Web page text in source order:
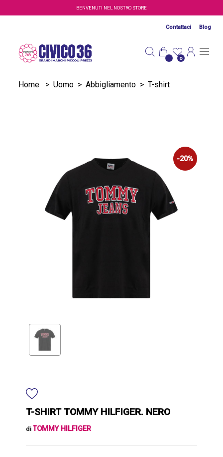
Salta al contenuto principaleBENVENUTI NEL NOSTRO STORE
Contattaci Blog
0
Home > Uomo > Abbigliamento > T-shirt
-20%
T-SHIRT TOMMY HILFIGER. NERO
diTOMMY HILFIGER